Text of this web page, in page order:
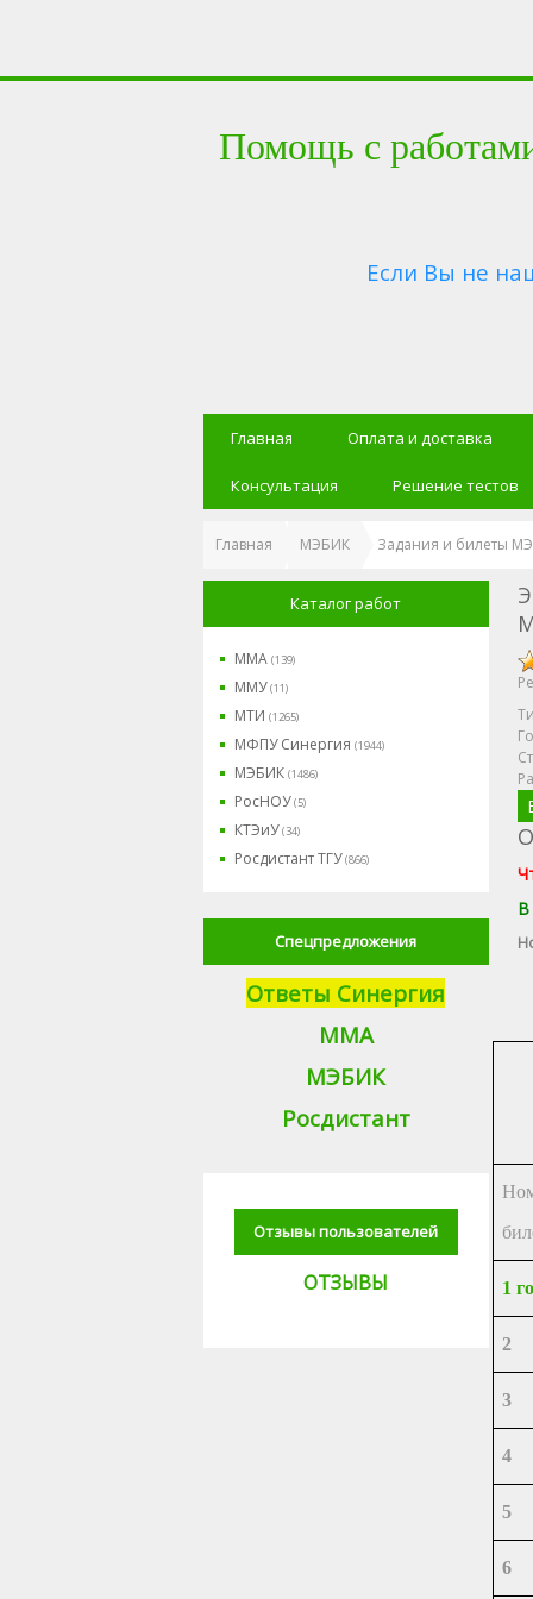
Помощь с
Если Вы не
Главная Оплата и доставка
Консультация Решение тестов
Главная МЭБИК Задания и билеты
Каталог работ
ММА (139)
ММУ(11)
МТИ (1265)
МФПУ Синергия (1944)
МЭБИК (1486)
РосНОУ(5)
КТЭиУ(34)
Росдистант ТГУ(866)
Спецпредложения
Ответы Синергия
ММА
МЭБИК
Росдистант
Отзывы пользователей
ОТЗЫВЫ
В
1
2
3
4
5
6